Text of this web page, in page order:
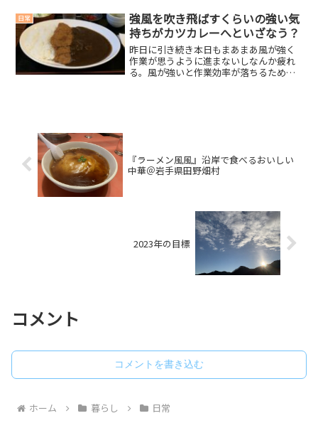
1,000円分商品券は、なんぼ貰っても困り
ませんからね...
日常
強風を吹き飛ばすくらいの強い気
持ちがカツカレーへといざなう？
昨日に引き続き本日もまあまあ風が強く
作業が思うように進まないしなんか疲れ
る。風が強いと作業効率が落ちるためあ
『ラーメン風風』沿岸で食べるおいしい
中華＠岩手県田野畑村
2023年の目標
コメント
コメントを書き込む
ホーム 暮らし 日常